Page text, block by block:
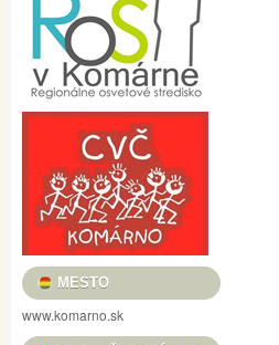
MESTO
www.komarno.sk